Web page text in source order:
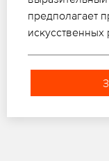
предполагает
искусственных